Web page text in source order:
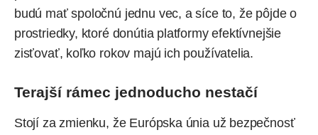
budú mať spoločnú jednu vec, a síce to, že pôjde o
prostriedky, ktoré donútia platformy efektívnejšie
zisťovať, koľko rokov majú ich používatelia.
Terajší rámec jednoducho nestačí
Stojí za zmienku, že Európska únia už bezpečnosť